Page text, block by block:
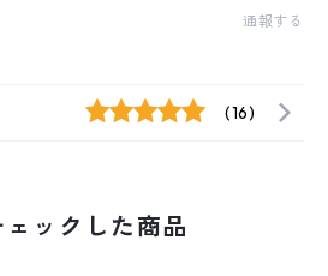
通報する
(16)
ックした商品